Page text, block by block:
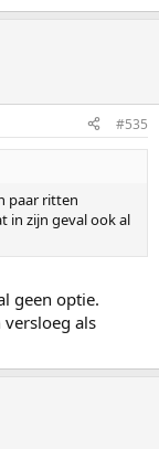
#535
paar ritten
in zijn geval ook al
geen optie.
als